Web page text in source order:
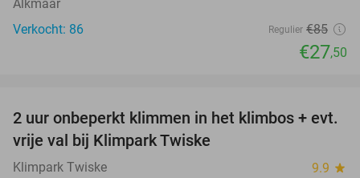
Alkmaar
Verkocht: 86
Regulier €85
€27,50
23%
2 uur onbeperkt klimmen in het klimbos + evt.
vrije val bij Klimpark Twiske
Klimpark Twiske 9.9 star